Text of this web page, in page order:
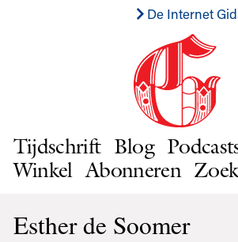
De Internet
Tijdschrift Blog
Winkel Abonneren
Esther de Soomer